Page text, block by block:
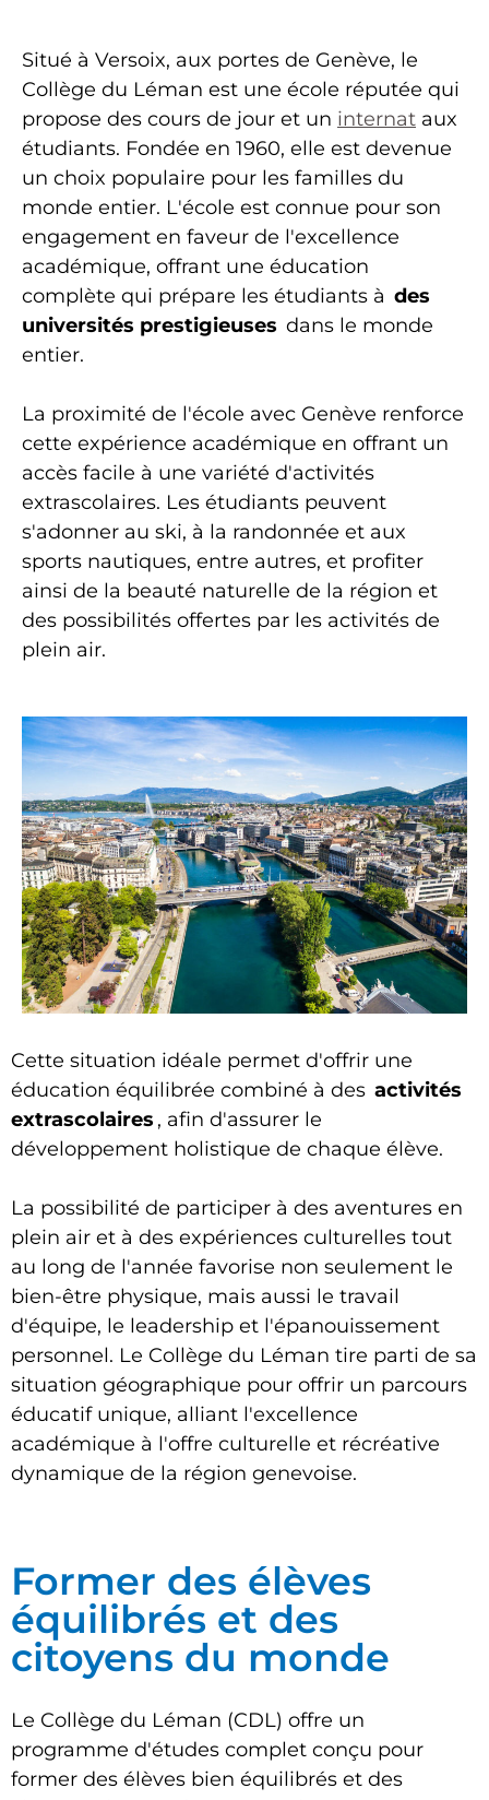
Situé à Versoix, aux portes de Genève, le
Collège du Léman est une école réputée qui
propose des cours de jour et un internat aux
étudiants. Fondée en 1960, elle est devenue
un choix populaire pour les familles du
monde entier. L'école est connue pour son
engagement en faveur de l'excellence
académique, offrant une éducation
complète qui prépare les étudiants à des
universités prestigieuses dans le monde
entier.
La proximité de l'école avec Genève renforce
cette expérience académique en offrant un
accès facile à une variété d'activités
extrascolaires. Les étudiants peuvent
s'adonner au ski, à la randonnée et aux
sports nautiques, entre autres, et profiter
ainsi de la beauté naturelle de la région et
des possibilités offertes par les activités de
plein air.
Cette situation idéale permet d'offrir une
éducation équilibrée combiné à des activités
extrascolaires , afin d'assurer le
développement holistique de chaque élève.
La possibilité de participer à des aventures en
plein air et à des expériences culturelles tout
au long de l'année favorise non seulement le
bien-être physique, mais aussi le travail
d'équipe, le leadership et l'épanouissement
personnel. Le Collège du Léman tire parti de sa
situation géographique pour offrir un parcours
éducatif unique, alliant l'excellence
académique à l'offre culturelle et récréative
dynamique de la région genevoise.
Former des élèves
équilibrés et des
citoyens du monde
Le Collège du Léman (CDL) offre un
programme d'études complet conçu pour
former des élèves bien équilibrés et des